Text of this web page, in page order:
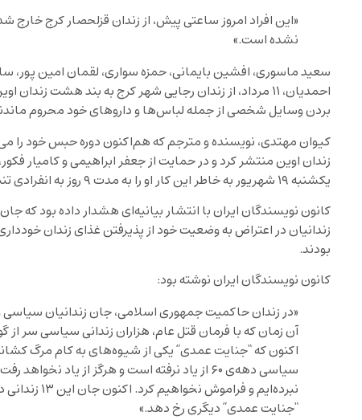
«این افراد امروز ساعتی پیش، از زندان قزلحصار کرج
نشده است.»
سعید ماسوری، افشین بایمانی، حمزه سواری، لقمان امین
احمدیان، ۱۱ مرداد، از زندان رجایی شهر کرج به بند هشت
بردن وسایل شخصی از جمله لباس‌ها و داروهای خود محروم
زندان اوین منتشر کرد و در حمایت از جعفر ابراهیمی و کامیار
یکشنبه ۱۹ شهریور به خاطر این کار او را به مدت ۹ روز به انفرادی تنبیهی منتقل کردند.
زندانیان در اعتراض به وضعیت خود از پذیرفتن غذای زندان
بودند.
کانون نویسندگان ایران نوشته بود:
«در زندان‌ حاکمیت جمهوری اسلامی، جان زندانیان
آن زمان که با فرمان قتل‌ عام، هزاران زندانی سیاسی سر از
اکنون که “جنایت عمدی” یکی از شیوه‌ها‌ی به کام مرگ
سیاسی دهه‌ی ۶۰ از یاد نرفته است و هرگز از یاد
نبرده‌ایم و
“جنایت عمدی” دیگری رخ دهد.»